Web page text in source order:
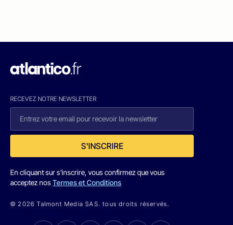
RECEVEZ NOTRE NEWSLETTER
S'INSCRIRE
En cliquant sur s'inscrire, vous confirmez que vous
acceptez nosTermes et Conditions
© 2026 Talmont Media SAS. tous droits réservés.